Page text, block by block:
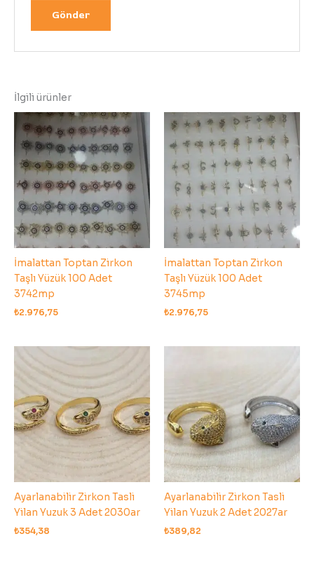
İlgili ürünler
İmalattan Toptan Zirkon
Taşlı Yüzük 100 Adet
3742mp
₺2.976,75
İmalattan Toptan Zirkon
Taşlı Yüzük 100 Adet
3745mp
₺2.976,75
Ayarlanabilir Zirkon Tasli
Yilan Yuzuk 3 Adet 2030ar
₺354,38
Ayarlanabilir Zirkon Tasli
Yilan Yuzuk 2 Adet 2027ar
₺389,82